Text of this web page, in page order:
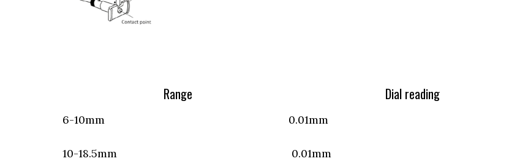
Range Dial reading
6-10mm 0.01mm
10-18.5mm 0.01mm